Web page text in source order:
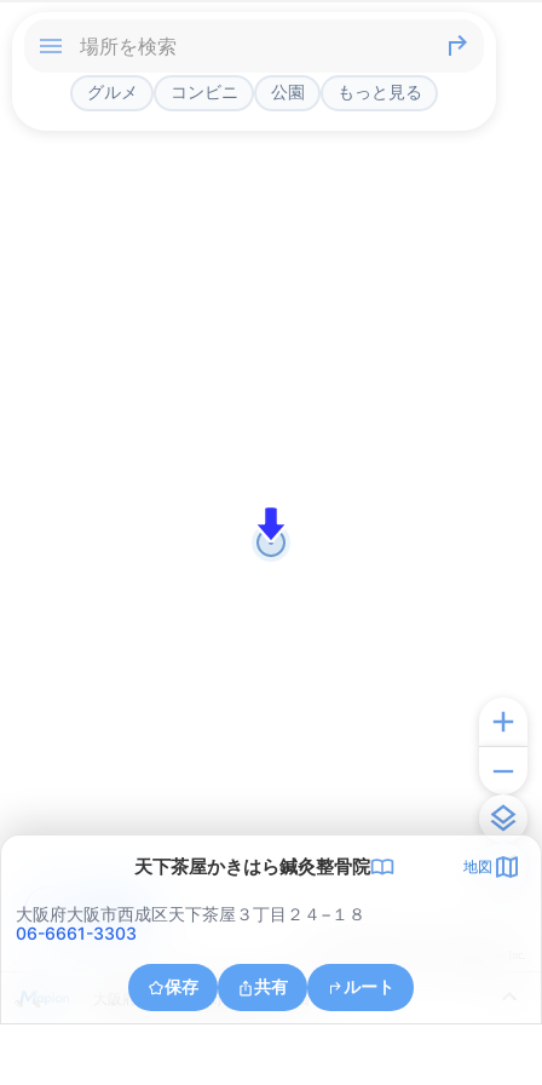
グルメ コンビニ 公園 もっと見る
天下茶屋かきはら鍼灸整骨院 地図
大阪府大阪市西成区天下茶屋３丁目２４−１８
06-6661-3303
保存 共有 ルート
大阪府大阪市阿倍野区北畠２丁目８
アプリで見る